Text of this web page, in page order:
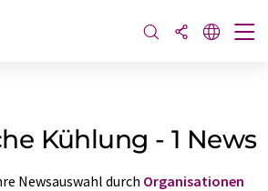
Kühlung - 1 News
Newsauswahl durch Organisationen